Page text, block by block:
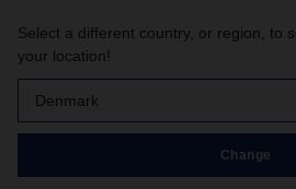
Select a different country, or region, to
your location!
Denmark
Change